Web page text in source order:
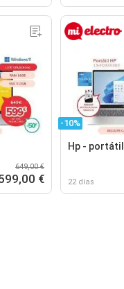
649,00 €
€
-10%
Hp - portátil
22 días